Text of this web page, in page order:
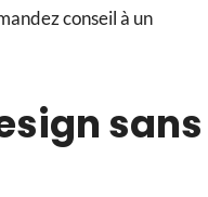
conseil à un
sans